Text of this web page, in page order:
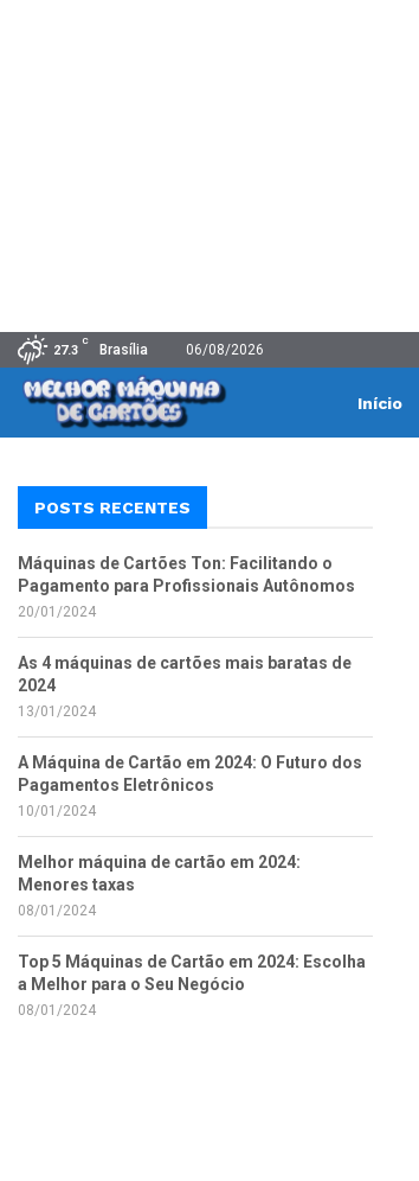
27.3
C
Brasília 06/08/2026
Início
POSTS RECENTES
Máquinas de Cartões Ton: Facilitando o
Pagamento para Profissionais Autônomos
20/01/2024
As 4 máquinas de cartões mais baratas de
2024
13/01/2024
A Máquina de Cartão em 2024: O Futuro dos
Pagamentos Eletrônicos
10/01/2024
Melhor máquina de cartão em 2024:
Menores taxas
08/01/2024
Top 5 Máquinas de Cartão em 2024: Escolha
a Melhor para o Seu Negócio
08/01/2024